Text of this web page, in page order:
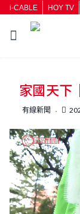
i-CABLE HOY TV
家國天下
有線新聞